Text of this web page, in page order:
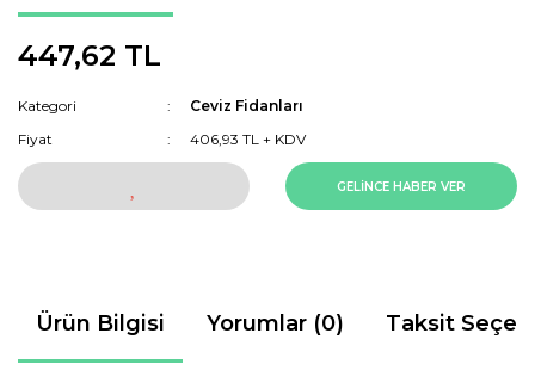
447,62 TL
Kategori
Ceviz Fidanları
Fiyat
406,93 TL + KDV
GELİNCE HABER VER
Ürün Bilgisi Yorumlar (0) Taksit